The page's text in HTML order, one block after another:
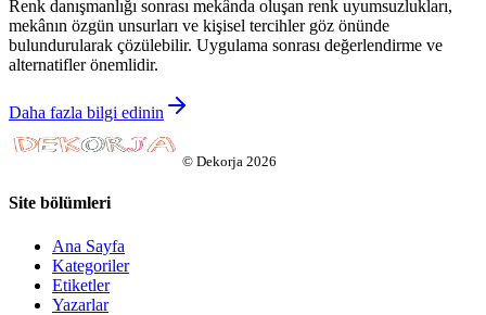
Renk danışmanlığı sonrası mekânda oluşan renk uyumsuzlukları,
mekânın özgün unsurları ve kişisel tercihler göz önünde
bulundurularak çözülebilir. Uygulama sonrası değerlendirme ve
alternatifler önemlidir.
Daha fazla bilgi edinin
© Dekorja 2026
Site bölümleri
Ana Sayfa
Kategoriler
Etiketler
Yazarlar